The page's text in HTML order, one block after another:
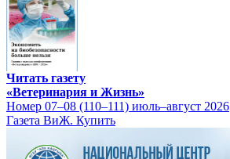
Читать газету
«Ветеринария и Жизнь»
Номер 07–08 (110–111) июль–август 2026
Газета ВиЖ. Купить